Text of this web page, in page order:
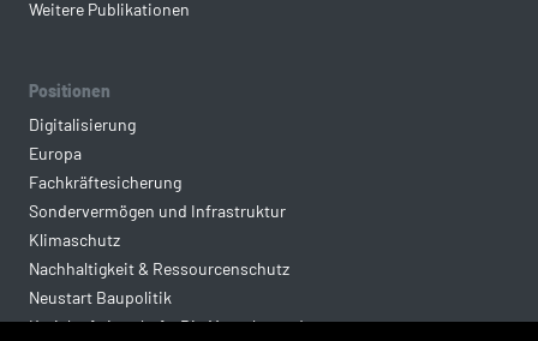
Weitere Publikationen
Positionen
Digitalisierung
Europa
Fachkräftesicherung
Sondervermögen und Infrastruktur
Klimaschutz
Nachhaltigkeit & Ressourcenschutz
Neustart Baupolitik
Kreislaufwirtschaft: Die Mantelverordnung